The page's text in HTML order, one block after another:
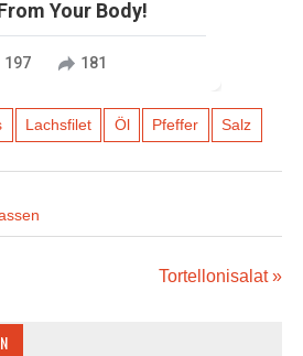
Your Body!
197 181
Lachsfilet Öl Pfeffer Salz
Tortellonisalat »